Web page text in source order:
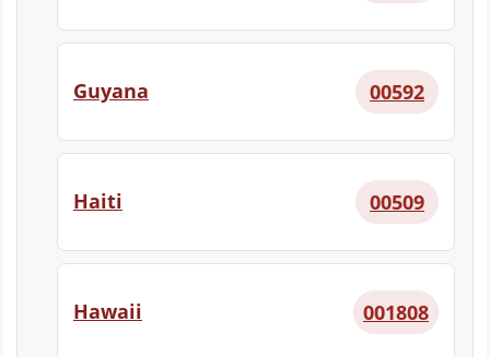
Guyana 00592
Haiti 00509
Hawaii 001808